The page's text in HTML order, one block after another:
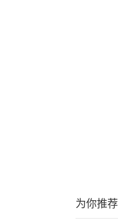
为你推荐